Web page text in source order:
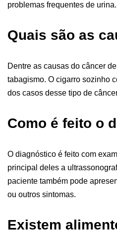
problemas frequentes de urina.
Quais são as
Dentre as causas do câncer
tabagismo. O cigarro sozinho
dos casos desse tipo de
Como é feito o
O diagnóstico é feito com
principal deles a
paciente também pode
ou outros sintomas.
Existem